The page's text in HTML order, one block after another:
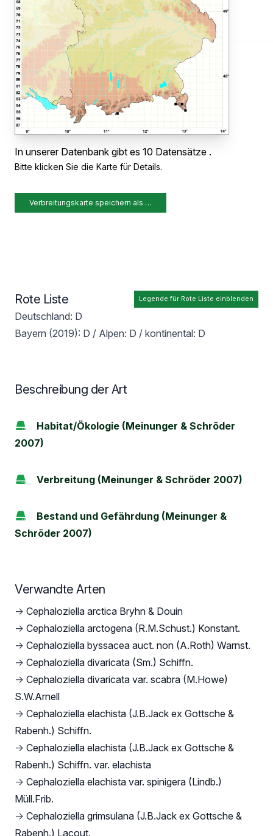
In unserer Datenbank gibt es 10 Datensätze .
Bitte klicken Sie die Karte für Details.
Verbreitungskarte speichern als …
Legende für Rote Liste einblenden
Rote Liste
Deutschland: D
Bayern (2019): D / Alpen: D / kontinental: D
Beschreibung der Art
Habitat/Ökologie (Meinunger & Schröder
2007)
Verbreitung (Meinunger & Schröder 2007)
Bestand und Gefährdung (Meinunger &
Schröder 2007)
Verwandte Arten
→ Cephaloziella arctica Bryhn & Douin
→ Cephaloziella arctogena (R.M.Schust.) Konstant.
→ Cephaloziella byssacea auct. non (A.Roth) Warnst.
→ Cephaloziella divaricata (Sm.) Schiffn.
→ Cephaloziella divaricata var. scabra (M.Howe)
S.W.Arnell
→ Cephaloziella elachista (J.B.Jack ex Gottsche &
Rabenh.) Schiffn.
→ Cephaloziella elachista (J.B.Jack ex Gottsche &
Rabenh.) Schiffn. var. elachista
→ Cephaloziella elachista var. spinigera (Lindb.)
Müll.Frib.
→ Cephaloziella grimsulana (J.B.Jack ex Gottsche &
Rabenh.) Lacout.